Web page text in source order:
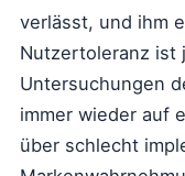
verlässt, und ihm
Nutzertoleranz ist
Untersuchungen
immer wieder auf
über schlecht